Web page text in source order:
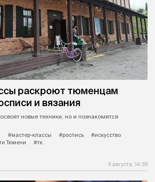
раскроют тюменцам
и вязания
новые техники, но и познакомятся
#мастер-классы #роспись
#искусство
Тюмени #тк
9 августа, 14:39